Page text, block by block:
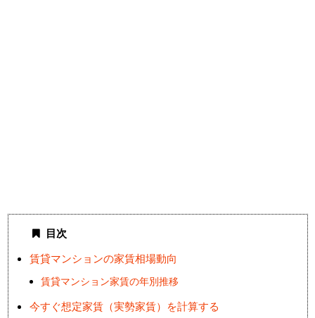
目次
賃貸マンションの家賃相場動向
賃貸マンション家賃の年別推移
今すぐ想定家賃（実勢家賃）を計算する